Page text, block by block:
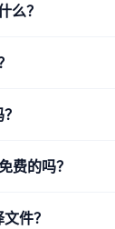
么？
的吗？
件？